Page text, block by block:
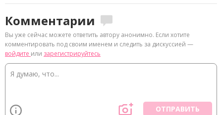
Комментарии
Вы уже сейчас можете ответить автору анонимно. Если хотите
комментировать под своим именем и следить за дискуссией —
войдите или зарегистрируйтесь
ОТПРАВИТЬ